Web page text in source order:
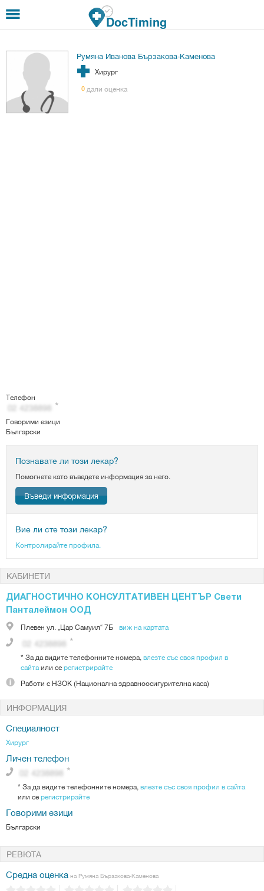
Премини към основното съдържание
DocTiming
Румяна Иванова Бързакова-Каменова
Хирург
0 дали оценка
Телефон
Говорими езици
Български
Познавате ли този лекар?
Помогнете като въведете информация за него.
Въведи информация
Вие ли сте този лекар?
Контролирайте профила.
КАБИНЕТИ
ДИАГНОСТИЧНО КОНСУЛТАТИВЕН ЦЕНТЪР Свети
Панталеймон ООД
Плевен ул. „Цар Самуил“ 7Б виж на картата
* За да видите телефонните номера, влезте със своя профил в
сайтаили серегистрирайте
Работи с НЗОК (Национална здравноосигурителна каса)
ИНФОРМАЦИЯ
Специалност
Хирург
Личен телефон
* За да видите телефонните номера, влезте със своя профил в сайта
или серегистрирайте
Говорими езици
Български
РЕВЮТА
Средна оценка на Румяна Бързакова-Каменова